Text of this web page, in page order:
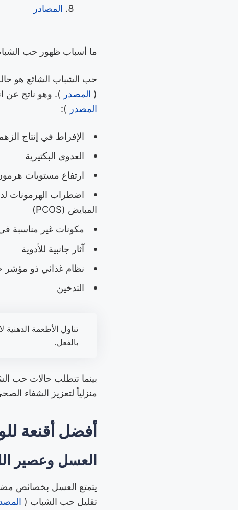
المصادر
ما أسباب ظهور حب
( المصدر ). وهو ناتج عن
المصدر ):
الإفراط في إنتاج
العدوى البكتيرية
ارتفاع مستويات
اضطراب الهرمونات
المبايض (PCOS)
مكونات غير مناسبة في
آثار جانبية للأدوية
نظام غذائي ذو مؤشر
التدخين
تناول الأطعمة
بالفعل.
بينما تتطلب حالات حب
منزلياً لتعزيز الشفاء
أفضل أقنعة
العسل وعصير
يتمتع العسل بخصائص
تقليل حب الشباب (